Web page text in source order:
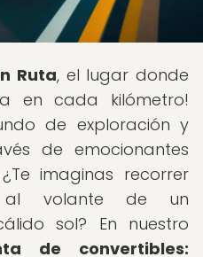
Ruta, el lugar donde
en cada kilómetro!
de exploración y
de emocionantes
imaginas recorrer
al volante de un
sol? En nuestro
de convertibles: